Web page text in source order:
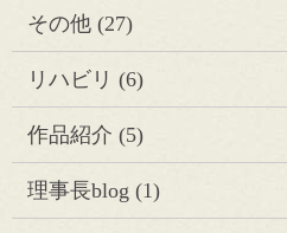
その他(27)
リハビリ (6)
作品紹介 (5)
理事長blog (1)